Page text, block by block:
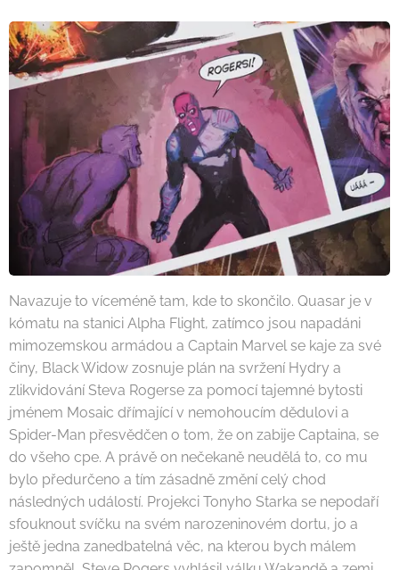
Navazuje to víceméně tam, kde to skončilo. Quasar je v
kómatu na stanici Alpha Flight, zatímco jsou napadáni
mimozemskou armádou a Captain Marvel se kaje za své
činy, Black Widow zosnuje plán na svržení Hydry a
zlikvidování Steva Rogerse za pomocí tajemné bytosti
jménem Mosaic dřímající v nemohoucím dědulovi a
Spider-Man přesvědčen o tom, že on zabije Captaina, se
do všeho cpe. A právě on nečekaně neudělá to, co mu
bylo předurčeno a tím zásadně změní celý chod
následných událostí. Projekci Tonyho Starka se nepodaří
sfouknout svíčku na svém narozeninovém dortu, jo a
ještě jedna zanedbatelná věc, na kterou bych málem